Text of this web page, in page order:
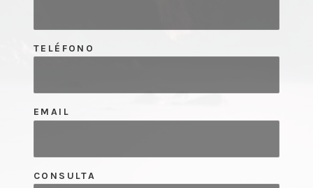
TELÉFONO
EMAIL
CONSULTA